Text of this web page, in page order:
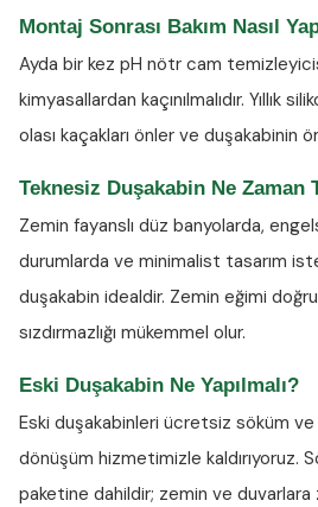
Montaj Sonrası Bakım Nasıl
Ayda bir kez pH nötr cam
kimyasallardan kaçınılmalıdır. Yıllık
olası kaçakları önler ve duşakabinin
Teknesiz Duşakabin Ne Zaman
Zemin fayanslı düz banyolarda,
durumlarda ve minimalist tasarım
duşakabin idealdir. Zemin eğimi doğru
sızdırmazlığı mükemmel olur.
Eski Duşakabin Ne Yapılmalı?
Eski duşakabinleri ücretsiz söküm
dönüşüm hizmetimizle kaldırıyoruz.
paketine dahildir; zemin ve